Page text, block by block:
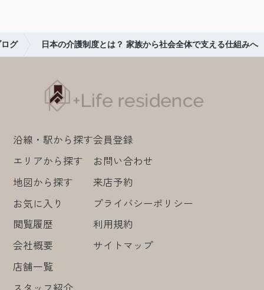
グ 日本の介護制度とは？ 家族から社会全体で支える仕組みへ
沿線・駅から探す
エリアから探す
地図から探す
お気に入り
閲覧履歴
会社概要
店舗一覧
会員登録
お問い合わせ
来店予約
プライバシーポリシー
利用規約
サイトマップ